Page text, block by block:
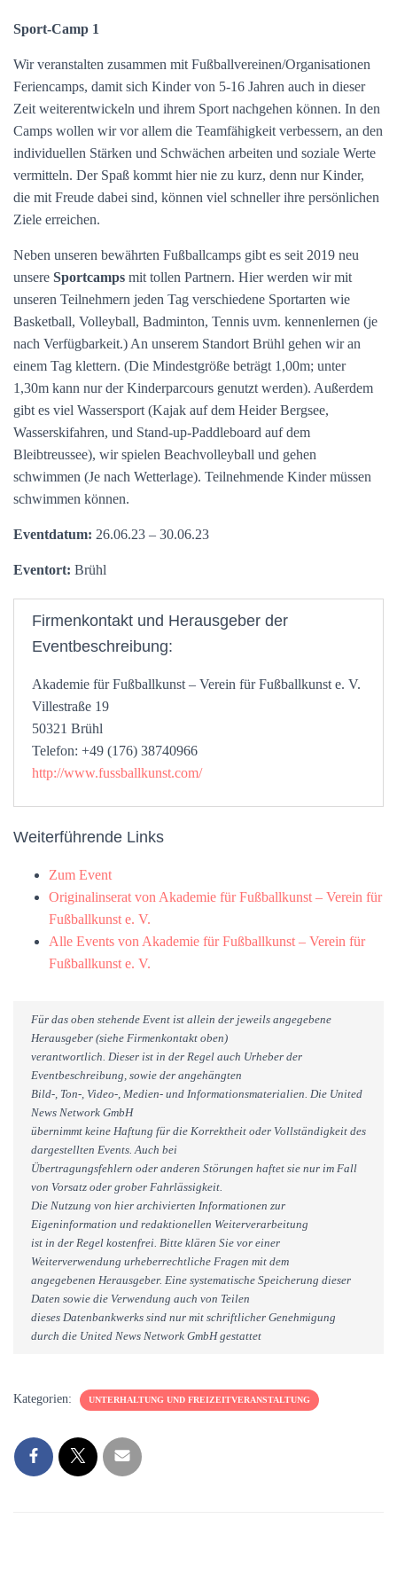
Sport-Camp 1
Wir veranstalten zusammen mit Fußballvereinen/Organisationen
Feriencamps, damit sich Kinder von 5-16 Jahren auch in dieser
Zeit weiterentwickeln und ihrem Sport nachgehen können. In den
Camps wollen wir vor allem die Teamfähigkeit verbessern, an den
individuellen Stärken und Schwächen arbeiten und soziale Werte
vermitteln. Der Spaß kommt hier nie zu kurz, denn nur Kinder,
die mit Freude dabei sind, können viel schneller ihre persönlichen
Ziele erreichen.
Neben unseren bewährten Fußballcamps gibt es seit 2019 neu
unsere Sportcamps mit tollen Partnern. Hier werden wir mit
unseren Teilnehmern jeden Tag verschiedene Sportarten wie
Basketball, Volleyball, Badminton, Tennis uvm. kennenlernen (je
nach Verfügbarkeit.) An unserem Standort Brühl gehen wir an
einem Tag klettern. (Die Mindestgröße beträgt 1,00m; unter
1,30m kann nur der Kinderparcours genutzt werden). Außerdem
gibt es viel Wassersport (Kajak auf dem Heider Bergsee,
Wasserskifahren, und Stand-up-Paddleboard auf dem
Bleibtreussee), wir spielen Beachvolleyball und gehen
schwimmen (Je nach Wetterlage). Teilnehmende Kinder müssen
schwimmen können.
Eventdatum: 26.06.23 – 30.06.23
Eventort: Brühl
Firmenkontakt und Herausgeber der
Eventbeschreibung:
Akademie für Fußballkunst – Verein für Fußballkunst e. V.
Villestraße 19
50321 Brühl
Telefon: +49 (176) 38740966
http://www.fussballkunst.com/
Weiterführende Links
Zum Event
Originalinserat von Akademie für Fußballkunst – Verein für
Fußballkunst e. V.
Alle Events von Akademie für Fußballkunst – Verein für
Fußballkunst e. V.
Für das oben stehende Event ist allein der jeweils angegebene
Herausgeber (siehe Firmenkontakt oben)
verantwortlich. Dieser ist in der Regel auch Urheber der
Eventbeschreibung, sowie der angehängten
Bild-, Ton-, Video-, Medien- und Informationsmaterialien. Die United
News Network GmbH
übernimmt keine Haftung für die Korrektheit oder Vollständigkeit des
dargestellten Events. Auch bei
Übertragungsfehlern oder anderen Störungen haftet sie nur im Fall
von Vorsatz oder grober Fahrlässigkeit.
Die Nutzung von hier archivierten Informationen zur
Eigeninformation und redaktionellen Weiterverarbeitung
ist in der Regel kostenfrei. Bitte klären Sie vor einer
Weiterverwendung urheberrechtliche Fragen mit dem
angegebenen Herausgeber. Eine systematische Speicherung dieser
Daten sowie die Verwendung auch von Teilen
dieses Datenbankwerks sind nur mit schriftlicher Genehmigung
durch die United News Network GmbH gestattet
Kategorien: UNTERHALTUNG UND FREIZEITVERANSTALTUNG